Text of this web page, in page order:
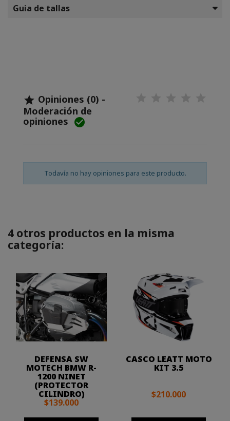
Guia de tallas
 Opiniones (0) -
Moderación de
opiniones 
Todavía no hay opiniones para este producto.
4 otros productos en la misma
categoría:
DEFENSA SW
MOTECH BMW R-
1200 NINET
(PROTECTOR
CILINDRO)
$139.000
CASCO LEATT MOTO
KIT 3.5
$210.000